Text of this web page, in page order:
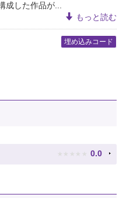
成した作品が...
もっと読む
埋め込みコード
★ ★ ★ ★ ★ 0.0